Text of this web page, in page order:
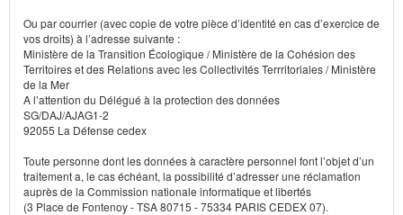
Ou par courrier (avec copie de votre pièce d’identité en cas d’exercice de
vos droits) à l’adresse suivante :
Ministère de la Transition Écologique / Ministère de la Cohésion des
Territoires et des Relations avec les Collectivités Terrritoriales / Ministère
de la Mer
A l’attention du Délégué à la protection des données
SG/DAJ/AJAG1-2
92055 La Défense cedex
Toute personne dont les données à caractère personnel font l’objet d’un
traitement a, le cas échéant, la possibilité d’adresser une réclamation
auprès de la Commission nationale informatique et libertés
(3 Place de Fontenoy - TSA 80715 - 75334 PARIS CEDEX 07).